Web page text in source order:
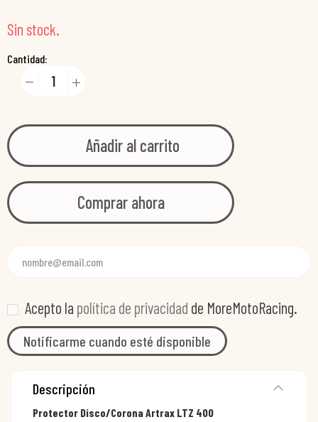
Sin stock.
Cantidad:
Añadir al carrito
Comprar ahora
Acepto la política de privacidad de MoreMotoRacing.
Notificarme cuando esté disponible
Descripción
Protector Disco/Corona Artrax LTZ 400